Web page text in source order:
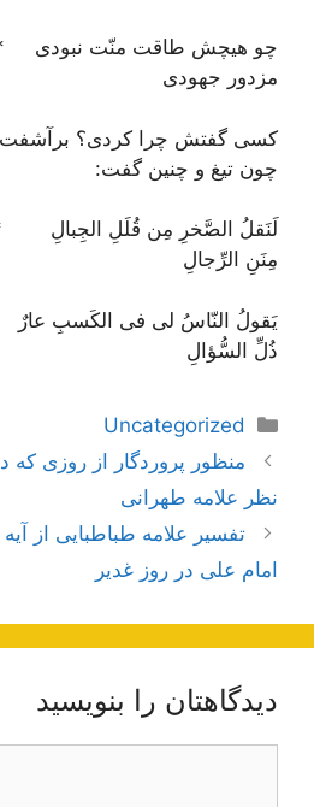
چو هیچش طاقت منّت
مزدور جهودی
کسی گفتش چرا کردی؟
چون تیغ و چنین گفت:
لَنَقلُ الصَّخرِ مِن قُلَلِ
مِنَنِ الرِّجالِ
یَقولُ النّاسُ لی فی الکَسبِ
ذُلِّ السُّؤالِ
دسته‌ها
Uncategorized
ناوبری
نوشته‌ها
منظور پروردگار از روزی که
نظر علامه طهرانی
تفسیر علامه طباطبایی از
امام علی در روز غدیر
دیدگاهتان را بنویسید